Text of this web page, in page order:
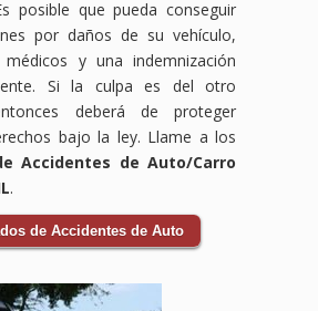
reclamo
hasta
la
negociación
con
aseguradoras,
asegurándonos
que
obtengas
el
beneficio
sean
respetados
y
recibas
apoyo
necesario
tu
recuperación.
Las
trabajo
puede
ser
abrumador,
pero
tienes
que
solo.
Nuestro
equipo
abogados
Nuestro
equipo
de
abogados
expertos
en
accidentes
tránsito
se
encargará
posible que pueda conseguir
por daños de su vehículo,
y una indemnización
Si la culpa es del otro
deberá de proteger
bajo la ley. Llame a los
Accidentes de Auto/Carro
.
de Accidentes de Auto